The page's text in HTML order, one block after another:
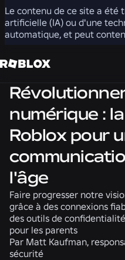
Le contenu de ce site a
artificielle (IA) ou d'une
automatique, et peut
Partager
numérique :
Roblox pour
l'âge
Faire progresser notre
grâce à des connexions
des outils de
pour les parents
Par Matt Kaufman,
sécurité